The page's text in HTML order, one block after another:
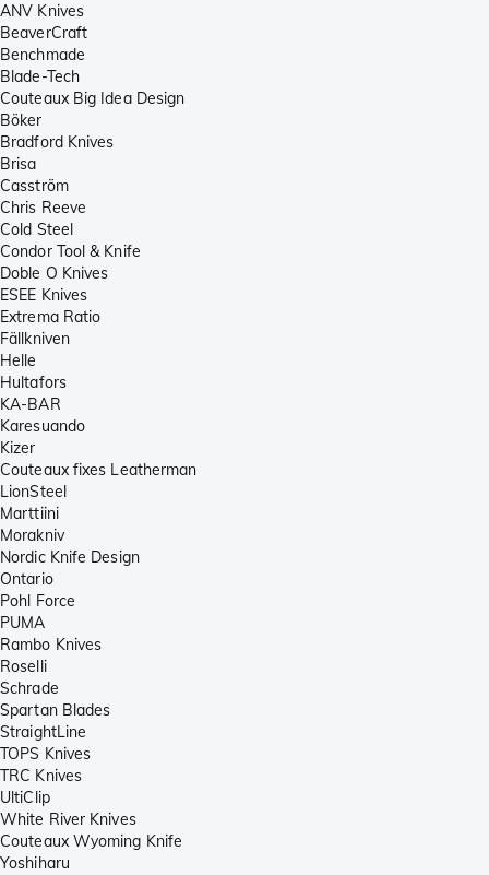
ANV Knives
BeaverCraft
Benchmade
Blade-Tech
Couteaux Big Idea Design
Böker
Bradford Knives
Brisa
Casström
Chris Reeve
Cold Steel
Condor Tool & Knife
Doble O Knives
ESEE Knives
Extrema Ratio
Fällkniven
Helle
Hultafors
KA-BAR
Karesuando
Kizer
Couteaux fixes Leatherman
LionSteel
Marttiini
Morakniv
Nordic Knife Design
Ontario
Pohl Force
PUMA
Rambo Knives
Roselli
Schrade
Spartan Blades
StraightLine
TOPS Knives
TRC Knives
UltiClip
White River Knives
Couteaux Wyoming Knife
Yoshiharu